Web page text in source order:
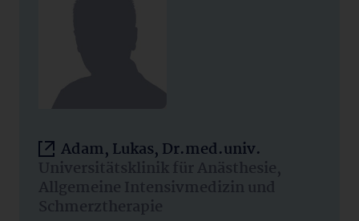
Adam, Lukas, Dr.med.univ.
Universitätsklinik für Anästhesie,
Allgemeine Intensivmedizin und
Schmerztherapie